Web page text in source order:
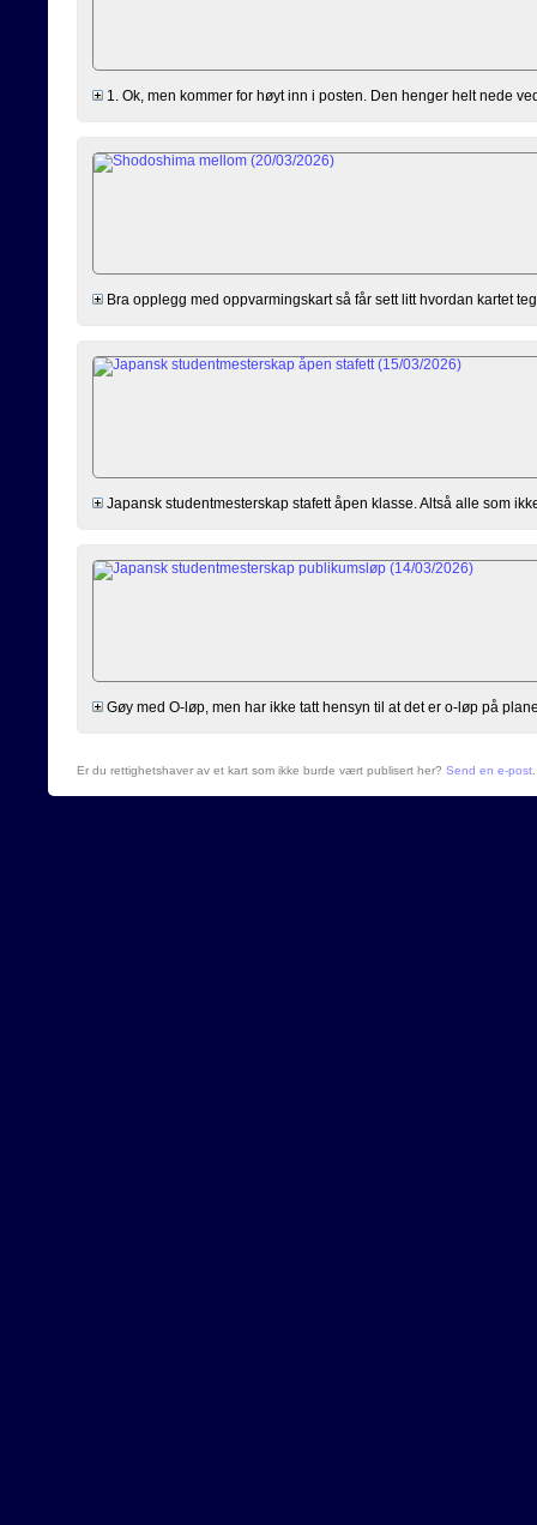
1. Ok, men kommer for høyt inn i posten. Den henger helt nede
Bra opplegg med oppvarmingskart så får sett litt hvordan kartet
Japansk studentmesterskap stafett åpen klasse. Altså alle som
Gøy med O-løp, men har ikke tatt hensyn til at det er o-løp på
Er du rettighetshaver av et kart som ikke burde vært publisert her? Send en e-post